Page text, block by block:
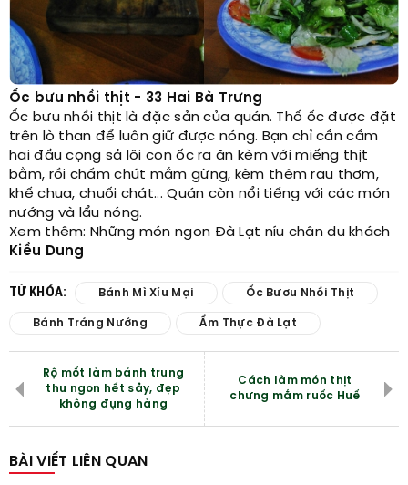
Ốc bưu nhồi thịt - 33 Hai Bà Trưng
Ốc bưu nhồi thịt là đặc sản của quán. Thố ốc được đặt
trên lò than để luôn giữ được nóng. Bạn chỉ cần cầm
hai đầu cọng sả lôi con ốc ra ăn kèm với miếng thịt
bằm, rồi chấm chút mắm gừng, kèm thêm rau thơm,
khế chua, chuối chát... Quán còn nổi tiếng với các món
nướng và lẩu nóng.
Xem thêm: Những món ngon Đà Lạt níu chân du khách
Kiều Dung
TỪ KHÓA: Bánh Mì Xíu Mại Ốc Bươu Nhồi Thịt
Bánh Tráng Nướng Ẩm Thực Đà Lạt
Rộ mốt làm bánh trung
thu ngon hết sảy, đẹp
không đụng hàng
Cách làm món thịt
chưng mắm ruốc Huế
BÀI VIẾT LIÊN QUAN